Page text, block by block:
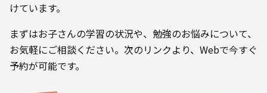
けています。
まずはお子さんの学習の状況や、勉強のお悩みについて、
お気軽にご相談ください。次のリンクより、Webで今すぐ
予約が可能です。